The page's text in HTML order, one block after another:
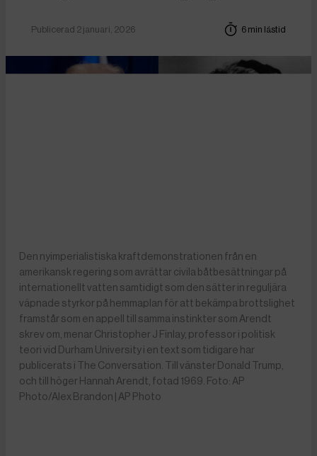
Publicerad 2 januari, 2026 6 min lästid
Den nyimperialistiska kraftdemonstrationen från en
amerikansk regering som avrättar civila båtbesättningar på
internationellt vatten samtidigt som den sätter in reguljära
väpnade styrkor på hemmaplan för att bekämpa brottslighet
framstår som en appell till samma instinkter som Arendt
skrev om, menar Christopher J Finlay, professor i politisk
teori vid Durham University i en text som tidigare har
publicerats i The Conversation. Till vänster Donald Trump,
och till höger Hannah Arendt, fotad 1969. Foto: AP
Photo/Alex Brandon | AP Photo